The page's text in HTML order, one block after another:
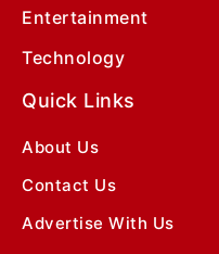
Entertainment
Technology
Quick Links
About Us
Contact Us
Advertise With Us